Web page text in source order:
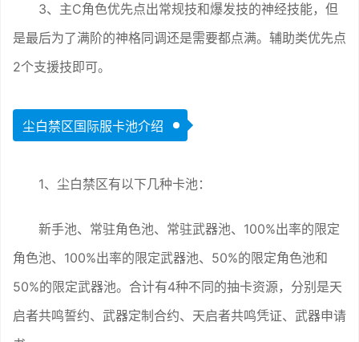
3、主C角色优先点出常规技和爆发技的神经技能，但
是最后为了满阶的神格同调还是需要都点满。辅助类优先点
2个支援技即可。
尘白禁区国际服卡池介绍
1、尘白禁区有以下几种卡池：
新手池、常驻角色池、常驻武器池、100%出率的限定
角色池、100%出率的限定武器池、50%的限定角色池和
50%的限定武器池。合计有4种不同的抽卡资源，分别是天
启者共鸣誓约、武器定制合约、天启者共鸣凭证、武器申请